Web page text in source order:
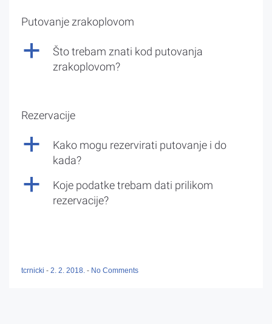
Putovanje zrakoplovom
a
Što trebam znati kod putovanja
zrakoplovom?
Rezervacije
a
Kako mogu rezervirati putovanje i do
kada?
a
Koje podatke trebam dati prilikom
rezervacije?
tcrnicki - 2. 2. 2018. - No Comments